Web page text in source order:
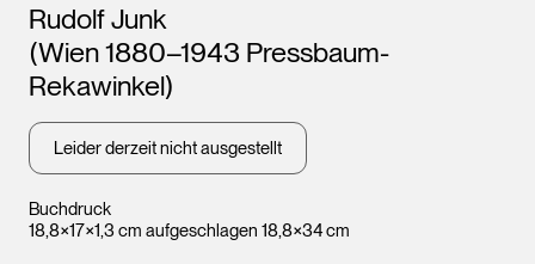
Buchdruck
18,8×17×1,3 cm aufgeschlagen 18,8×34 cm
Künstler*innen
Rudolf Junk
(Wien 1880–1943 Pressbaum-
Rekawinkel)
Leider derzeit nicht ausgestellt